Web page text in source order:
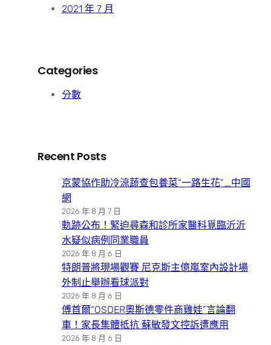
2021 年 7 月
Categories
分數
Recent Posts
京蒙協作助冷涼蔬查包養菜“一路生花”_中國
網
2026 年 8 月 7 日
軌跡公布！緊迫尋森和診所家醫科覓臨沂沂
水疑似病例同業職員
2026 年 8 月 6 日
特朗普將現場觀賽 尼克斯主億嵐室內設計場
外制止舉辦看球派對
2026 年 8 月 6 日
傅首爾“OSDER奧斯德零件商雞娃”言論翻
車！家長集體抵抗 蘇敏發文控訴遭應用
2026 年 8 月 6 日